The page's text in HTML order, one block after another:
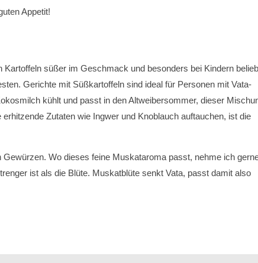
Appetit!
süßer im Geschmack und besonders bei Kindern
Gerichte mit Süßkartoffeln sind ideal für Personen mit Vata-
kühlt und passt in den Altweibersommer, dieser
Zutaten wie Ingwer und Knoblauch auftauchen, ist die
Wo dieses feine Muskataroma passt, nehme ich
ist als die Blüte. Muskatblüte senkt Vata, passt damit also